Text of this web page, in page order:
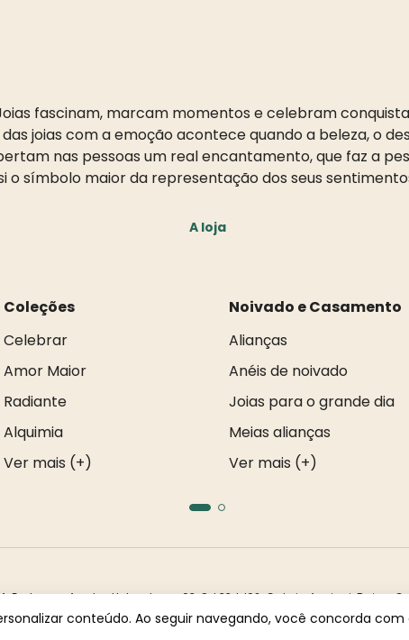
fascinam, marcam momentos e celebram
joias com a emoção acontece quando a beleza, o
nas pessoas um real encantamento, que faz a
o símbolo maior da representação dos seus
A loja
Coleções
Celebrar
Amor Maior
Radiante
Alquimia
Ver mais (+)
Noivado e Casamento
Alianças
Anéis de noivado
Joias para o grande dia
Meias alianças
Ver mais (+)
14. Endereço: Av. dos Holandeses, 03, Qd 33, LJ02. Galeria Appiani. Bairro:
ser reproduzidas total ou parcialmente sem autorização prévia.
conteúdo. Ao seguir navegando, você concorda com